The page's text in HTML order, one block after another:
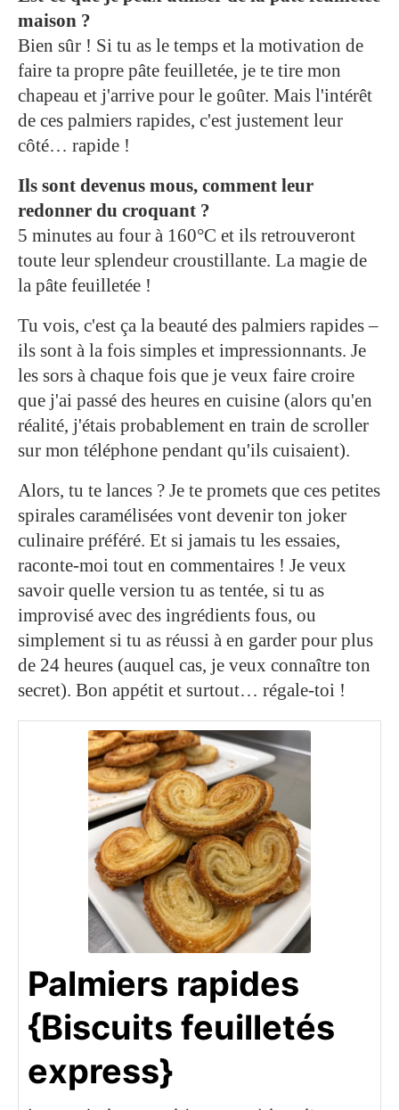
maison ?
Bien sûr ! Si tu as le temps et la motivation de
faire ta propre pâte feuilletée, je te tire mon
chapeau et j'arrive pour le goûter. Mais l'intérêt
de ces palmiers rapides, c'est justement leur
côté… rapide !
Ils sont devenus mous, comment leur
redonner du croquant ?
5 minutes au four à 160°C et ils retrouveront
toute leur splendeur croustillante. La magie de
la pâte feuilletée !
Tu vois, c'est ça la beauté des palmiers rapides –
ils sont à la fois simples et impressionnants. Je
les sors à chaque fois que je veux faire croire
que j'ai passé des heures en cuisine (alors qu'en
réalité, j'étais probablement en train de scroller
sur mon téléphone pendant qu'ils cuisaient).
Alors, tu te lances ? Je te promets que ces petites
spirales caramélisées vont devenir ton joker
culinaire préféré. Et si jamais tu les essaies,
raconte-moi tout en commentaires ! Je veux
savoir quelle version tu as tentée, si tu as
improvisé avec des ingrédients fous, ou
simplement si tu as réussi à en garder pour plus
de 24 heures (auquel cas, je veux connaître ton
secret). Bon appétit et surtout… régale-toi !
Palmiers rapides
{Biscuits feuilletés
express}